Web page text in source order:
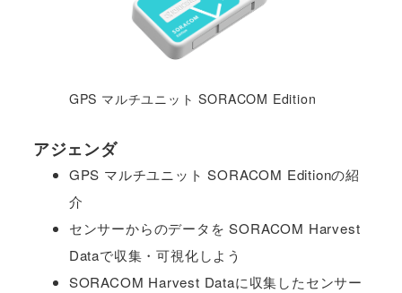
GPS マルチユニット SORACOM Edition
アジェンダ
GPS マルチユニット SORACOM Editionの紹
介
センサーからのデータを SORACOM Harvest
Dataで収集・可視化しよう
SORACOM Harvest Dataに収集したセンサー